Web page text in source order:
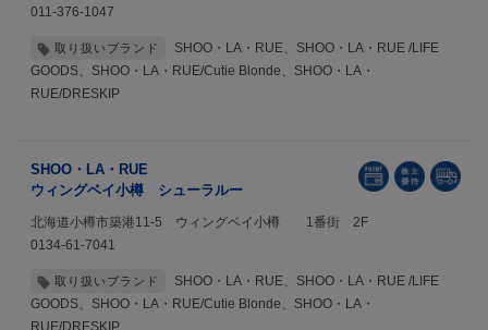
011-376-1047
取り扱いブランド
SHOO・LA・RUE、SHOO・LA・RUE /LIFE
GOODS、SHOO・LA・RUE/Cutie Blonde、SHOO・LA・
RUE/DRESKIP
SHOO・LA・RUE
ウィングベイ小樽 シューラルー
北海道小樽市築港11-5 ウィングベイ小樽 1番街 2F
0134-61-7041
取り扱いブランド
SHOO・LA・RUE、SHOO・LA・RUE /LIFE
GOODS、SHOO・LA・RUE/Cutie Blonde、SHOO・LA・
RUE/DRESKIP